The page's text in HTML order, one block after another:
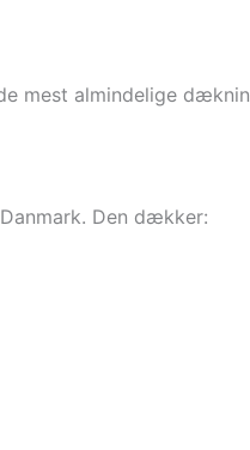
mest almindelige
Den dækker: